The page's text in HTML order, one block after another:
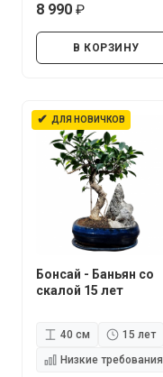
8 990
В КОРЗИНУ
✔ ДЛЯ НОВИЧКОВ
Бонсай - Баньян со
скалой 15 лет
40 см
15 лет
Низкие требования